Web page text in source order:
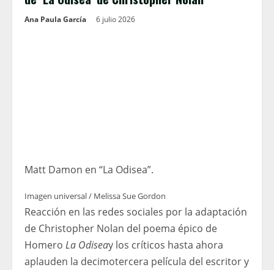
Ana Paula García 6 julio 2026
Matt Damon en “La Odisea”.
Imagen universal / Melissa Sue Gordon
Reacción en las redes sociales por la adaptación
de Christopher Nolan del poema épico de
Homero La Odiseay los críticos hasta ahora
aplauden la decimotercera película del escritor y